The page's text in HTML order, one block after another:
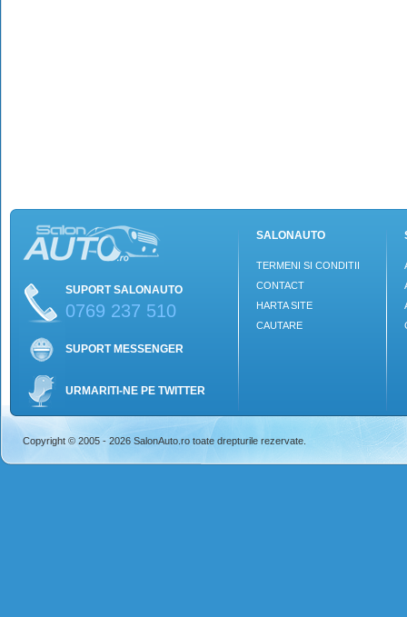
SUPORT SALONAUTO
0769 237 510
SUPORT MESSENGER
URMARITI-NE PE TWITTER
SALONAUTO
TERMENI SI CONDITII
CONTACT
HARTA SITE
CAUTARE
Copyright © 2005 - 2026 SalonAuto.ro toate drepturile rezervate.